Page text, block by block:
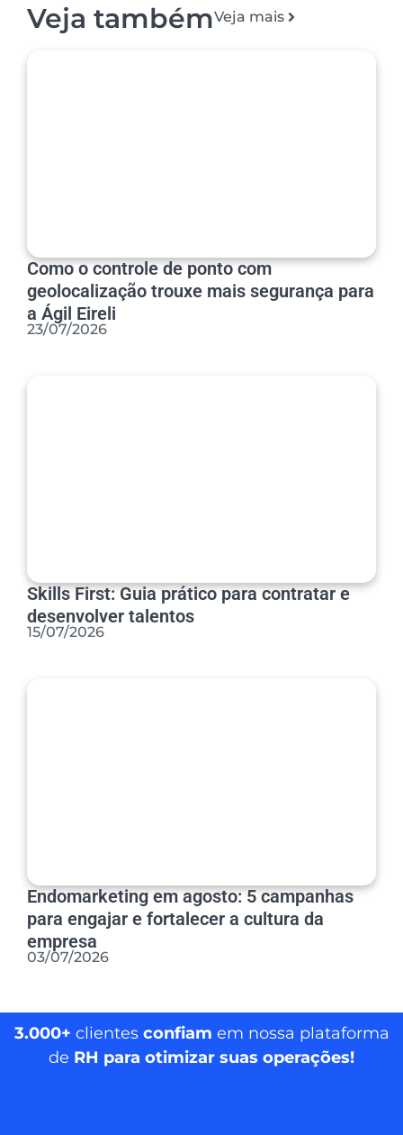
Veja tambémVeja mais
Como o controle de ponto com
geolocalização trouxe mais segurança para
a Ágil Eireli
23/07/2026
Skills First: Guia prático para contratar e
desenvolver talentos
15/07/2026
Endomarketing em agosto: 5 campanhas
para engajar e fortalecer a cultura da
empresa
03/07/2026
3.000+ clientes confiam em nossa plataforma
de RH para otimizar suas operações!